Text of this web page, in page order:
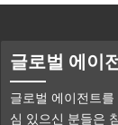
글로벌 에이
글로벌 에이전트
심 있으신 분들은